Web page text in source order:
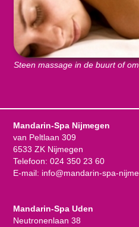
Steen massage in de buurt of
Mandarin-Spa Nijmegen
van Peltlaan 309
6533 ZK Nijmegen
Telefoon: 024 350 23 60
E-mail: info@mandarin-spa-
Mandarin-Spa Uden
Neutronenlaan 38